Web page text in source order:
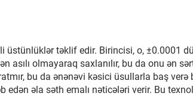
təklif edir. Birincisi, o, ±0.0001
asılı olmayaraq saxlanılır, bu da onu ən
bu da ənənəvi kəsici üsullarla baş
əla səth emalı nəticələri verir. Bu